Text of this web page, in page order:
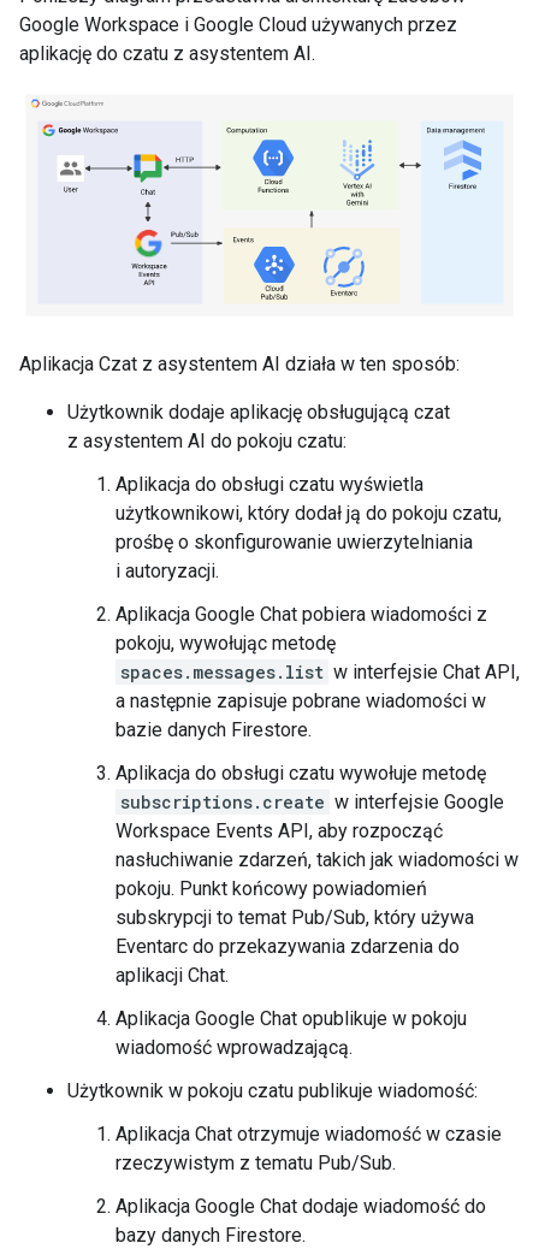
Google Workspace i Google Cloud używanych przez
aplikację do czatu z asystentem AI.
Aplikacja Czat z asystentem AI działa w ten sposób:
Użytkownik dodaje aplikację obsługującą czat
z asystentem AI do pokoju czatu:
Aplikacja do obsługi czatu wyświetla
użytkownikowi, który dodał ją do pokoju czatu,
prośbę o skonfigurowanie uwierzytelniania
i autoryzacji.
Aplikacja Google Chat pobiera wiadomości z
pokoju, wywołując metodę
spaces.messages.list w interfejsie Chat API,
a następnie zapisuje pobrane wiadomości w
bazie danych Firestore.
Aplikacja do obsługi czatu wywołuje metodę
subscriptions.create w interfejsie Google
Workspace Events API, aby rozpocząć
nasłuchiwanie zdarzeń, takich jak wiadomości w
pokoju. Punkt końcowy powiadomień
subskrypcji to temat Pub/Sub, który używa
Eventarc do przekazywania zdarzenia do
aplikacji Chat.
Aplikacja Google Chat opublikuje w pokoju
wiadomość wprowadzającą.
Użytkownik w pokoju czatu publikuje wiadomość:
Aplikacja Chat otrzymuje wiadomość w czasie
rzeczywistym z tematu Pub/Sub.
Aplikacja Google Chat dodaje wiadomość do
bazy danych Firestore.